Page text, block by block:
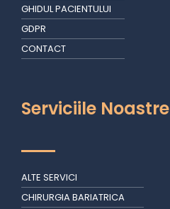
GHIDUL PACIENTULUI
GDPR
CONTACT
Serviciile Noastre
ALTE SERVICI
CHIRURGIA BARIATRICA